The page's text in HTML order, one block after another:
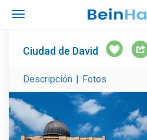
Ciudad de David
Descripción | Fotos